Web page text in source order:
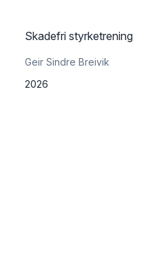
Skadefri styrketrening
Geir Sindre Breivik
2026